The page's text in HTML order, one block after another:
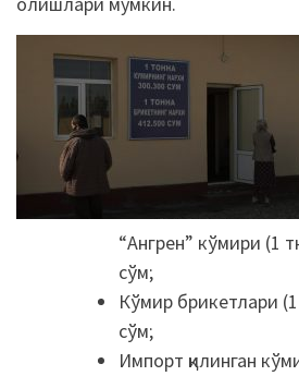
“Ангрен” кўмири (1
сўм;
Кўмир брикетлари
сўм;
Импорт қилинган